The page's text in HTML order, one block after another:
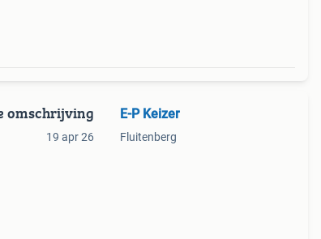
omschrijving
19 apr 26
E-P Keizer
Fluitenberg